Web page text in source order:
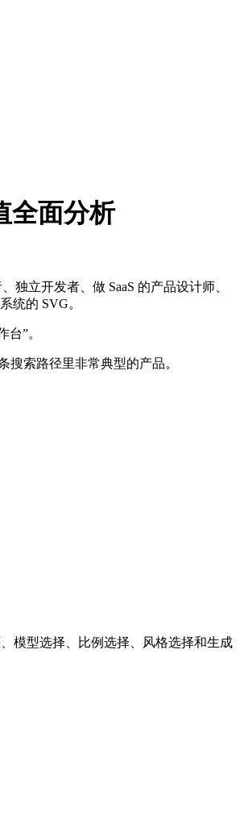
全面分析
立开发者、做 SaaS 的产品设计师、
统的 SVG。
”。
搜索路径里非常典型的产品。
模型选择、比例选择、风格选择和生成